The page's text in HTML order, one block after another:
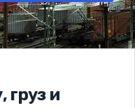
груз и